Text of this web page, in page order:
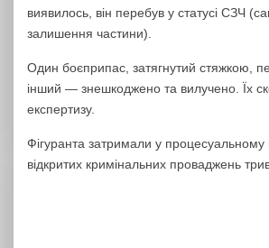
виявилось, він перебув у статусі СЗЧ
залишення частини).
Один боєприпас, затягнутий стяжкою,
інший — знешкоджено та вилучено. Їх
експертизу.
Фігуранта затримали у
відкритих кримінальних проваджень